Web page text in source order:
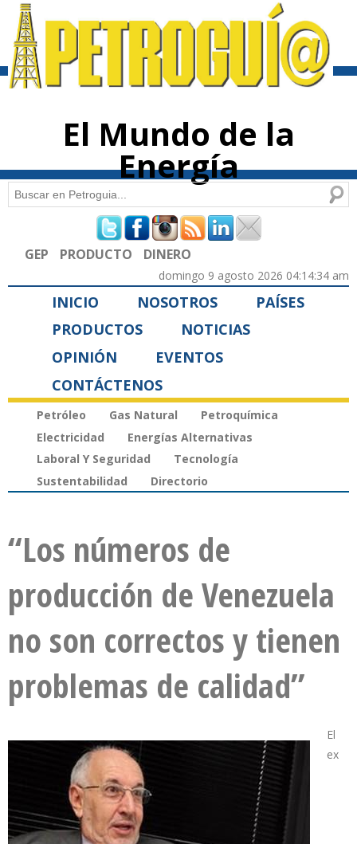
contenido
El Mundo de la
Energía
Formulario de búsqueda
Buscar
GEP PRODUCTO DINERO
domingo 9 agosto 2026 04:14:34 am
INICIO NOSOTROS
PAÍSES
PRODUCTOS
NOTICIAS
OPINIÓN
EVENTOS
CONTÁCTENOS
Petróleo Gas Natural
Petroquímica
Electricidad
Energías Alternativas
Laboral Y Seguridad
Tecnología
Sustentabilidad
Directorio
“Los números de
producción de Venezuela
no son correctos y tienen
problemas de calidad”
El
ex